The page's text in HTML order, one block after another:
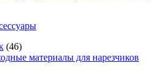
(46)
материалы для нарезчиков